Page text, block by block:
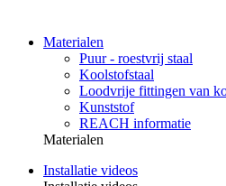
Materialen
Puur - roestvrij staal
Koolstofstaal
Loodvrije fittingen van
Kunststof
REACH informatie
Materialen
Installatie videos